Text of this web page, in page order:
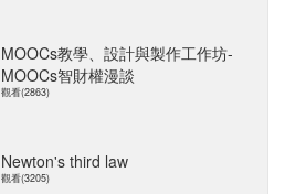
MOOCs教學、設計與製作工作坊-
MOOCs智財權漫談
觀看(2863)
Newton's third law
觀看(3205)